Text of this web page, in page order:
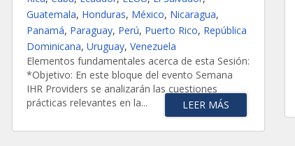
Guatemala, Honduras, México, Nicaragua,
Panamá, Paraguay, Perú, Puerto Rico, República
Dominicana, Uruguay, Venezuela
Elementos fundamentales acerca de esta Sesión:
*Objetivo: En este bloque del evento Semana
IHR Providers se analizarán las cuestiones
prácticas relevantes en la...
LEER MÁS